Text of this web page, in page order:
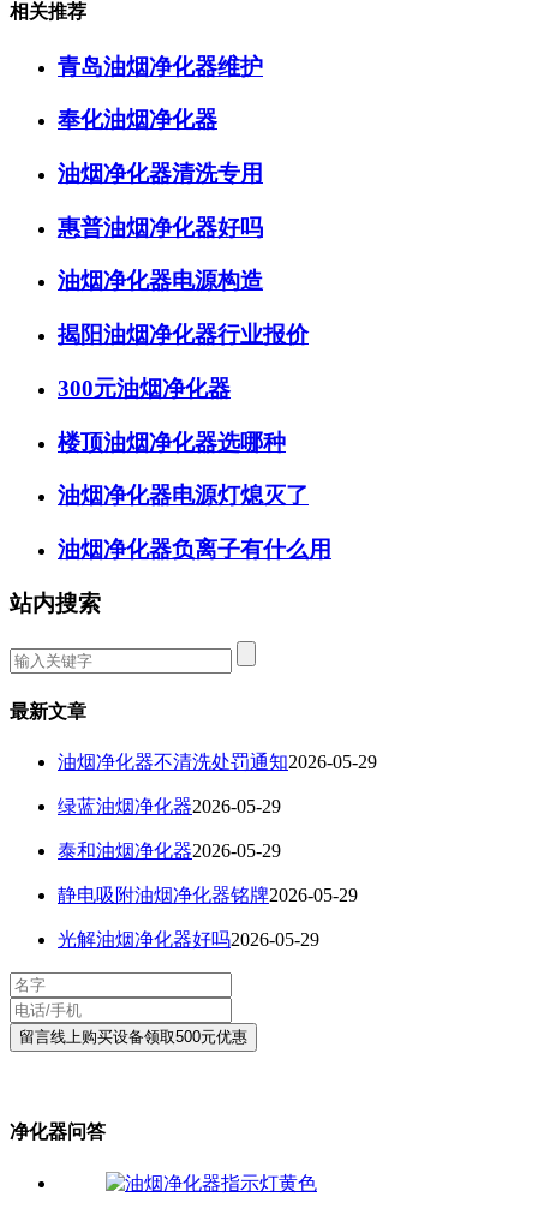
相关推荐
青岛油烟净化器维护
奉化油烟净化器
油烟净化器清洗专用
惠普油烟净化器好吗
油烟净化器电源构造
揭阳油烟净化器行业报价
300元油烟净化器
楼顶油烟净化器选哪种
油烟净化器电源灯熄灭了
油烟净化器负离子有什么用
站内搜索
最新文章
油烟净化器不清洗处罚通知2026-05-29
绿蓝油烟净化器2026-05-29
泰和油烟净化器2026-05-29
静电吸附油烟净化器铭牌2026-05-29
光解油烟净化器好吗2026-05-29
净化器问答